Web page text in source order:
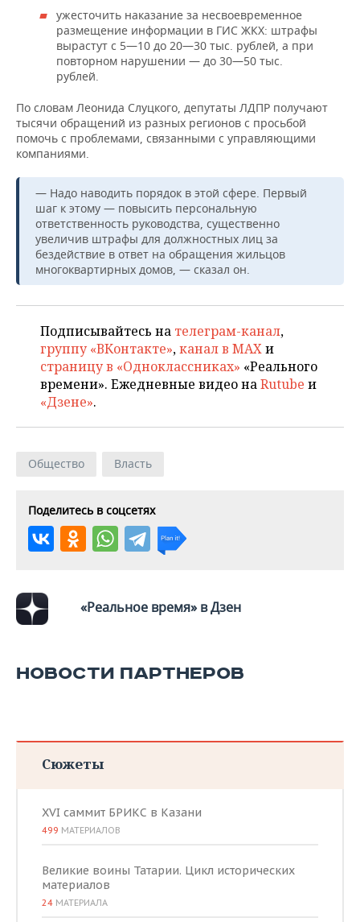
ужесточить наказание за несвоевременное
размещение информации в ГИС ЖКХ: штрафы
вырастут с 5—10 до 20—30 тыс. рублей, а при
повторном нарушении — до 30—50 тыс.
рублей.
По словам Леонида Слуцкого, депутаты ЛДПР получают
тысячи обращений из разных регионов с просьбой
помочь с проблемами, связанными с управляющими
компаниями.
— Надо наводить порядок в этой сфере. Первый
шаг к этому — повысить персональную
ответственность руководства, существенно
увеличив штрафы для должностных лиц за
бездействие в ответ на обращения жильцов
многоквартирных домов, — сказал он.
Подписывайтесь на телеграм-канал,
группу «ВКонтакте»,канал в MAXи
страницу в «Одноклассниках» «Реального
времени». Ежедневные видео наRutube и
«Дзене».
Общество Власть
Поделитесь в соцсетях
«Реальное время» в Дзен
НОВОСТИ ПАРТНЕРОВ
Сюжеты
XVI саммит БРИКС в Казани
499 МАТЕРИАЛОВ
Великие воины Татарии. Цикл исторических
материалов
24 МАТЕРИАЛА